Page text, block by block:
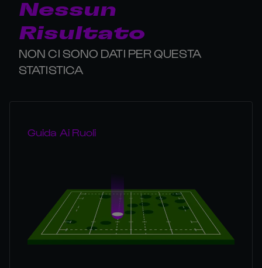
Nessun
Risultato
NON CI SONO DATI PER QUESTA
STATISTICA
Guida Ai Ruoli